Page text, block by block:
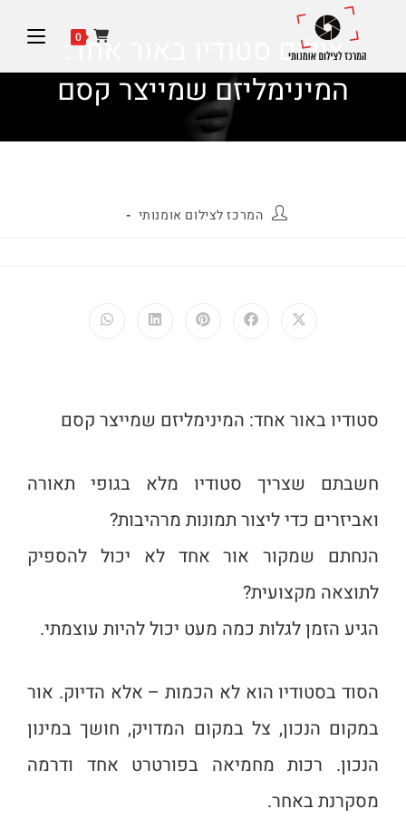
0
צילום סטודיו באור אחד:
המינימליזם שמייצר קסם
המרכז לצילום אומנותי
סטודיו באור אחד: המינימליזם שמייצר קסם
חשבתם שצריך סטודיו מלא בגופי תאורה
ואביזרים כדי ליצור תמונות מרהיבות?
הנחתם שמקור אור אחד לא יכול להספיק
לתוצאה מקצועית?
הגיע הזמן לגלות כמה מעט יכול להיות עוצמתי.
הסוד בסטודיו הוא לא הכמות – אלא הדיוק. אור
במקום הנכון, צל במקום המדויק, חושך במינון
הנכון. רכות מחמיאה בפורטרט אחד ודרמה
מסקרנת באחר.